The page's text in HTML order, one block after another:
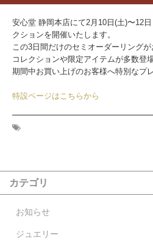
安心堂 静岡本店にて2月10日(土)〜12
クションを開催いたします。
この3日間だけのセミオーダーリング
コレクションや限定アイテムが多数登
期間中お買い上げのお客様へ特別なプ
特設ページはこちらから
カテゴリ
お知らせ
ジュエリー